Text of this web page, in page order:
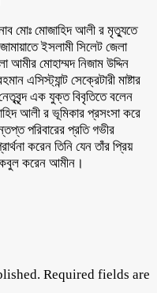
মোঃ মোজাহিদ আলী র মৃত্যুতে
ইসলামী সিলেট জেলা
মোহাম্মদ নিজাম উদ্দিন
এসিস্ট্যান্ট সেক্রেটারী মাষ্টার
এক যুক্ত বিবৃতিতে বলেন
আলী র ভূমিকার প্রসংসা করে
পরিবারের প্রতি গভীর
করেন তিনি যেন তাঁর প্রিয়
কবুল করেন আমীন।
Required fields are